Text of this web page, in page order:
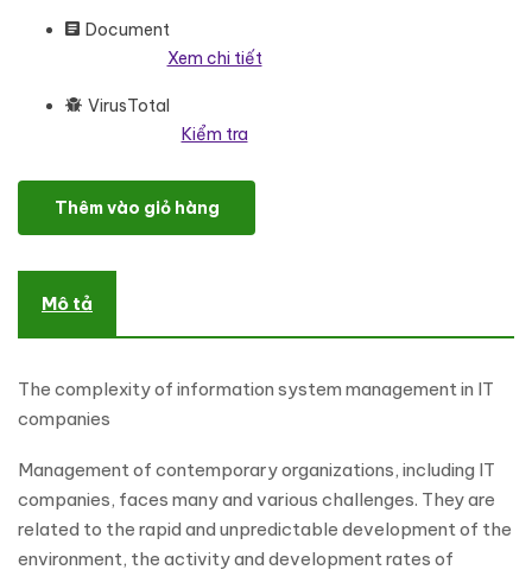
Document
Xem chi tiết
VirusTotal
Kiểm tra
ITmax - IT Company WordPress Theme số lượng
Thêm vào giỏ hàng
Mô tả
The complexity of information system management in IT
companies
Management of contemporary organizations, including IT
companies, faces many and various challenges. They are
related to the rapid and unpredictable development of the
environment, the activity and development rates of